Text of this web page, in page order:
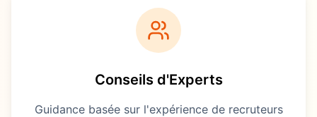
Conseils d'Experts
Guidance basée sur l'expérience de recruteurs